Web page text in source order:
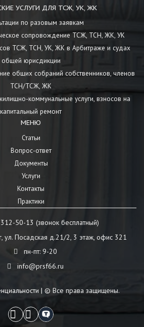
УСЛУГИ ДЛЯ ТСЖ, УК, ЖК
по разовым заявкам
сопровождение ТСЖ, ТСН, ЖК, УК
ТСЖ, ТСН, УК, ЖК в Арбитраже и судах
общей юрисдикции
общих собраний собственников, членов
ТСН/ТСЖ, ЖК
коммунальные услуги, взносов на
капитальный ремонт
МЕНЮ
Статьи
Вопрос-ответ
Документы
Услуги
Контакты
Практики
50-13 (звонок бесплатный)
ул. Посадская д.21/2, 3 этаж, офис 321
пн-пт: 9-20
info@prsf66.ru
| © Все права защищены.